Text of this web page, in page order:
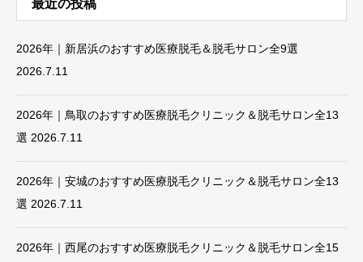
最近の投稿
2026年｜新居浜のおすすめ医療脱毛＆脱毛サロン全9選
2026.7.11
2026年｜鳥取のおすすめ医療脱毛クリニック＆脱毛サロン全13
選 2026.7.11
2026年｜安城のおすすめ医療脱毛クリニック＆脱毛サロン全13
選 2026.7.11
2026年｜西尾のおすすめ医療脱毛クリニック＆脱毛サロン全15